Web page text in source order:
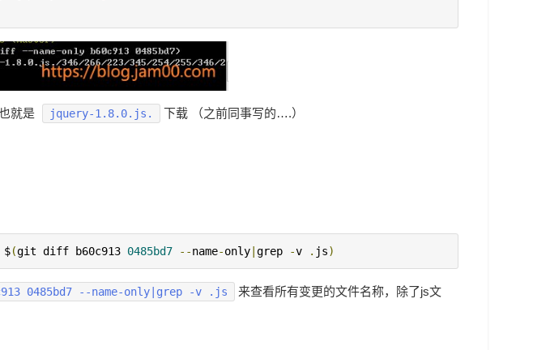
就是 jquery-1.8.0.js. 下载 （之前同事写的….）
$(git diff b60c913 0485bd7 --name-only| grep -v . js)
0485bd7 --name-only|grep -v .js
来查看所有变更的文件名称，除了js文